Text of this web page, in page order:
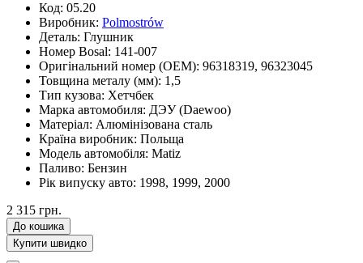
Код: 05.20
Виробник: Polmostrów
Деталь: Глушник
Номер Bosal: 141-007
Оригінальний номер (OEM): 96318319, 96323045
Товщина металу (мм): 1,5
Тип кузова: Хетчбек
Марка автомобиля: ДЭУ (Daewoo)
Матеріал: Алюмінізована сталь
Країна виробник: Польща
Модель автомобіля: Matiz
Паливо: Бензин
Рік випуску авто: 1998, 1999, 2000
2 315 грн.
До кошика
Купити швидко